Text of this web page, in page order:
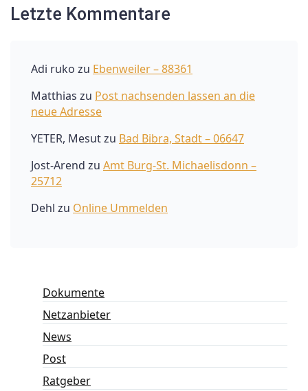
Letzte Kommentare
Adi ruko zu Ebenweiler – 88361
Matthias zu Post nachsenden lassen an die
neue Adresse
YETER, Mesutzu Bad Bibra, Stadt – 06647
Jost-Arend zu Amt Burg-St. Michaelisdonn –
25712
Dehl zu Online Ummelden
Dokumente
Netzanbieter
News
Post
Ratgeber